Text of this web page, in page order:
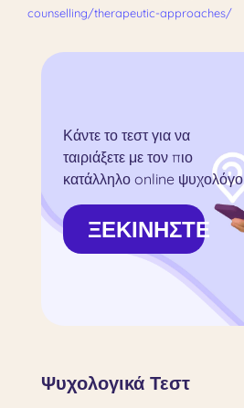
counselling/therapeutic-approaches/
Κάντε το τεστ για να
ταιριάξετε με τον πιο
κατάλληλο online ψυχολόγο
ΞΕΚΙΝΗΣΤΕ
Ψυχολογικά Τεστ